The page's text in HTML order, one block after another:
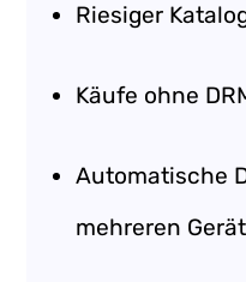
Riesiger
Käufe ohne
Automatische
mehreren